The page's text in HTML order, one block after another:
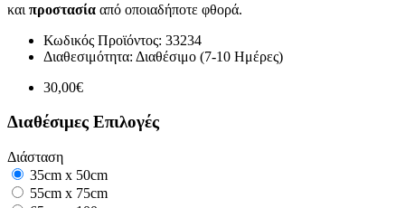
και προστασία από οποιαδήποτε φθορά.
Κωδικός Προϊόντος: 33234
Διαθεσιμότητα: Διαθέσιμο (7-10 Ημέρες)
30,00€
Διαθέσιμες Επιλογές
Διάσταση
35cm x 50cm
55cm x 75cm